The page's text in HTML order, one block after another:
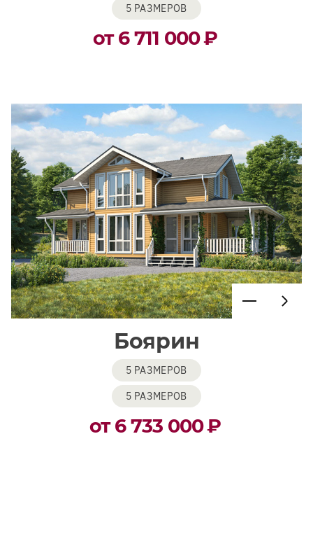
5 РАЗМЕРОВ
от 6 711 000₽
Боярин
5 РАЗМЕРОВ
5 РАЗМЕРОВ
от 6 733 000₽